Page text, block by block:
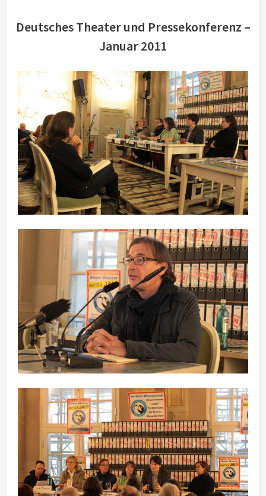
Deutsches Theater und Pressekonferenz –
Januar 2011